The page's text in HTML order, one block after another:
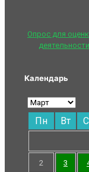
Опрос для
Календарь
Пн Вт
2 3